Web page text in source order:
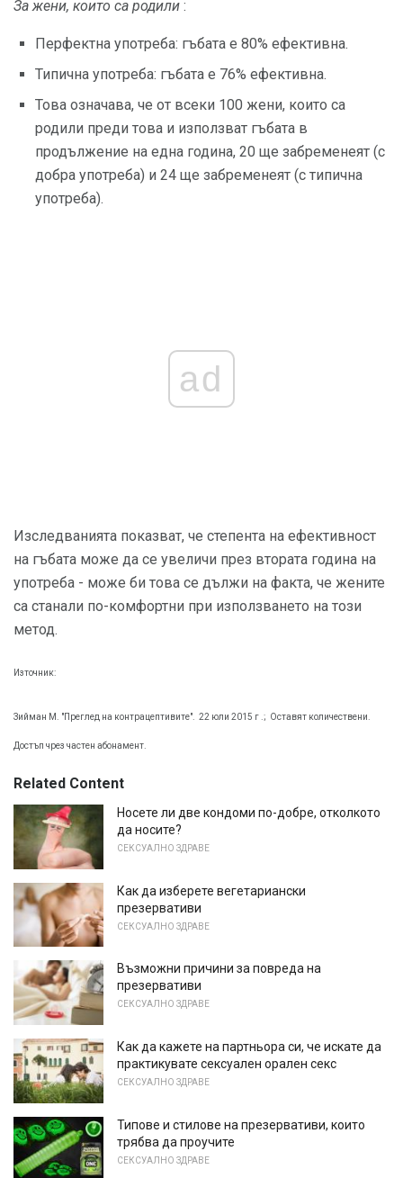
За жени, които са родили :
Перфектна употреба: гъбата е 80% ефективна.
Типична употреба: гъбата е 76% ефективна.
Това означава, че от всеки 100 жени, които са
родили преди това и използват гъбата в
продължение на една година, 20 ще забременеят (с
добра употреба) и 24 ще забременеят (с типична
употреба).
ad
Изследванията показват, че степента на ефективност
на гъбата може да се увеличи през втората година на
употреба - може би това се дължи на факта, че жените
са станали по-комфортни при използването на този
метод.
Източник:
Зийман М. "Преглед на контрацептивите". 22 юли 2015 г .; Оставят количествени.
Достъп чрез частен абонамент.
Related Content
Носете ли две кондоми по-добре, отколкото
да носите?
СЕКСУАЛНО ЗДРАВЕ
Как да изберете вегетариански
презервативи
СЕКСУАЛНО ЗДРАВЕ
Възможни причини за повреда на
презервативи
СЕКСУАЛНО ЗДРАВЕ
Как да кажете на партньора си, че искате да
практикувате сексуален орален секс
СЕКСУАЛНО ЗДРАВЕ
Типове и стилове на презервативи, които
трябва да проучите
СЕКСУАЛНО ЗДРАВЕ